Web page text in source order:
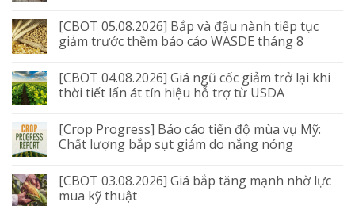
[CBOT 05.08.2026] Bắp và đậu nành tiếp tục
giảm trước thềm báo cáo WASDE tháng 8
[CBOT 04.08.2026] Giá ngũ cốc giảm trở lại khi
thời tiết lấn át tín hiệu hỗ trợ từ USDA
[Crop Progress] Báo cáo tiến độ mùa vụ Mỹ:
Chất lượng bắp sụt giảm do nắng nóng
[CBOT 03.08.2026] Giá bắp tăng mạnh nhờ lực
mua kỹ thuật